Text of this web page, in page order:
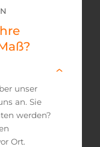
unser
an. Sie
werden?
Ort.